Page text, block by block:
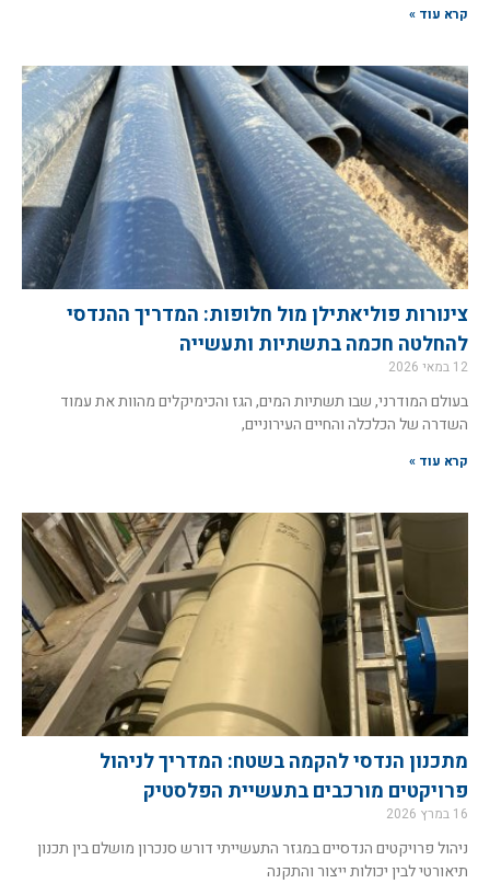
קרא עוד »
צינורות פוליאתילן מול חלופות: המדריך ההנדסי
להחלטה חכמה בתשתיות ותעשייה
12 במאי 2026
בעולם המודרני, שבו תשתיות המים, הגז והכימיקלים מהוות את עמוד
השדרה של הכלכלה והחיים העירוניים,
קרא עוד »
מתכנון הנדסי להקמה בשטח: המדריך לניהול
פרויקטים מורכבים בתעשיית הפלסטיק
16 במרץ 2026
ניהול פרויקטים הנדסיים במגזר התעשייתי דורש סנכרון מושלם בין תכנון
תיאורטי לבין יכולות ייצור והתקנה